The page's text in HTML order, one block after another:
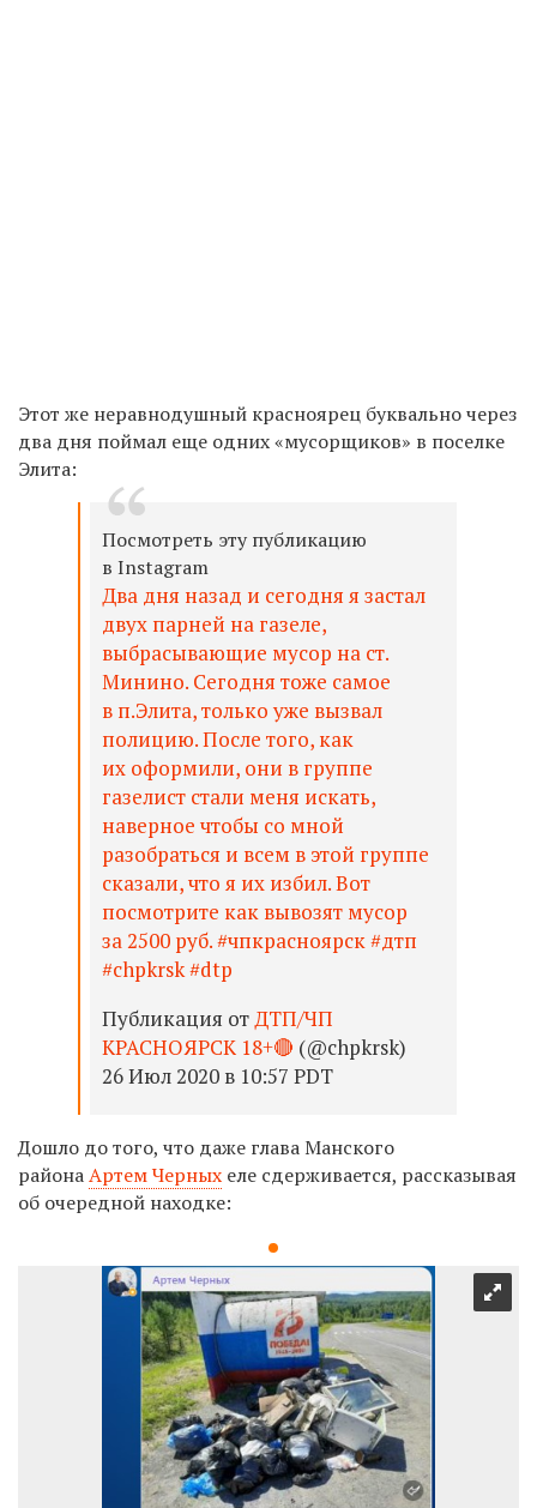
Этот же неравнодушный красноярец буквально через
два дня поймал еще одних «мусорщиков» в поселке
Элита:
Посмотреть эту публикацию
в Instagram
Два дня назад и сегодня я застал
двух парней на газеле,
выбрасывающие мусор на ст.
Минино. Сегодня тоже самое
в п.Элита, только уже вызвал
полицию. После того, как
их оформили, они в группе
газелист стали меня искать,
наверное чтобы со мной
разобраться и всем в этой группе
сказали, что я их избил. Вот
посмотрите как вывозят мусор
за 2500 руб. #чпкрасноярск #дтп
#chpkrsk #dtp
Публикация отДТП/ЧП
КРАСНОЯРСК 18+🔴 (@chpkrsk)
26 Июл 2020 в 10:57 PDT
Дошло до того, что даже глава Манского
районаАртем Черных еле сдерживается, рассказывая
об очередной находке: